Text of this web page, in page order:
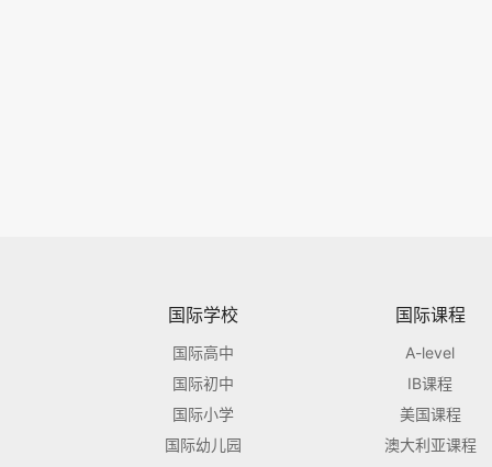
国际学校
国际高中
国际初中
国际小学
国际幼儿园
国际课程
A-level
IB课程
美国课程
澳大利亚课程